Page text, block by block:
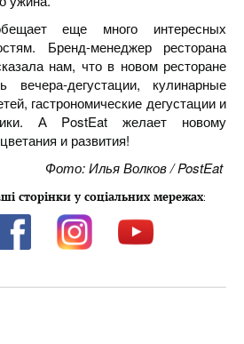
еще много интересных
Бренд-менеджер ресторана
нам, что в новом ресторане
вечера-дегустации, кулинарные
гастрономические дегустации и
А PostEat желает новому
и развития!
Фото: Илья Волков / PostEat
сторінки у соціальних мережах: